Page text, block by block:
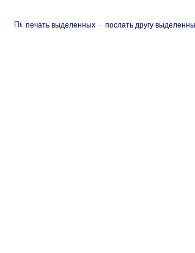
печать выделенных - послать другу